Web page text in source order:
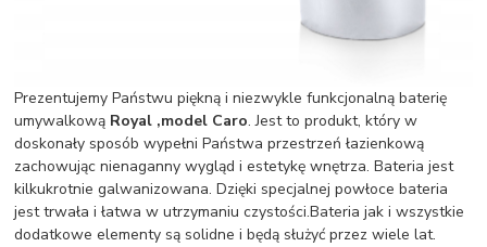
Prezentujemy Państwu piękną i niezwykle funkcjonalną baterię
umywalkową Royal ,model Caro. Jest to produkt, który w
doskonały sposób wypełni Państwa przestrzeń łazienkową
zachowując nienaganny wygląd i estetykę wnętrza. Bateria jest
kilkukrotnie galwanizowana. Dzięki specjalnej powłoce bateria
jest trwała i łatwa w utrzymaniu czystości.Bateria jak i wszystkie
dodatkowe elementy są solidne i będą służyć przez wiele lat.